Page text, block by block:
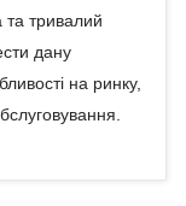
та тривалий
дану
на ринку,